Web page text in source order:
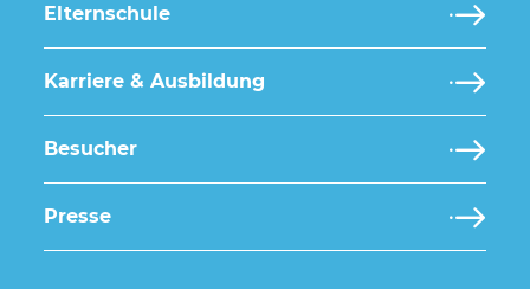
Elternschule
Karriere & Ausbildung
Besucher
Presse